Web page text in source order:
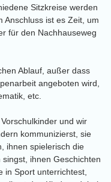
Sitzkreise werden
Anschluss ist es Zeit, um
für den Nachhauseweg
Ablauf, außer dass
angeboten wird,
etc.
und wir
kommunizierst, sie
ihnen spielerisch die
ihnen Geschichten
in Sport unterrichtest,